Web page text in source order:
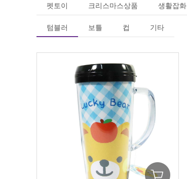
펫토이 크리스마스상품 생활잡화
텀블러 보틀 컵 기타